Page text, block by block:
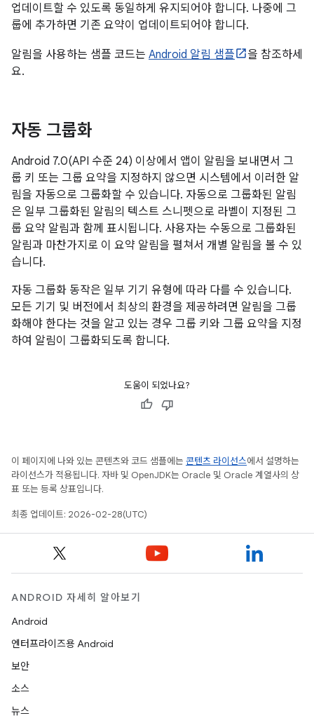
업데이트할 수 있도록 동일하게 유지되어야 합니다. 나중에 그
룹에 추가하면 기존 요약이 업데이트되어야 합니다.
알림을 사용하는 샘플 코드는 Android 알림 샘플
을 참조하세
요.
자동 그룹화
Android 7.0(API 수준 24) 이상에서 앱이 알림을 보내면서 그
룹 키 또는 그룹 요약을 지정하지 않으면 시스템에서 이러한 알
림을 자동으로 그룹화할 수 있습니다. 자동으로 그룹화된 알림
은 일부 그룹화된 알림의 텍스트 스니펫으로 라벨이 지정된 그
룹 요약 알림과 함께 표시됩니다. 사용자는 수동으로 그룹화된
알림과 마찬가지로 이 요약 알림을 펼쳐서 개별 알림을 볼 수 있
습니다.
자동 그룹화 동작은 일부 기기 유형에 따라 다를 수 있습니다.
모든 기기 및 버전에서 최상의 환경을 제공하려면 알림을 그룹
화해야 한다는 것을 알고 있는 경우 그룹 키와 그룹 요약을 지정
하여 알림이 그룹화되도록 합니다.
도움이 되었나요?
이 페이지에 나와 있는 콘텐츠와 코드 샘플에는 콘텐츠 라이선스에서 설명하는
라이선스가 적용됩니다. 자바 및 OpenJDK는 Oracle 및 Oracle 계열사의 상
표 또는 등록 상표입니다.
최종 업데이트: 2026-02-28(UTC)
ANDROID 자세히 알아보기
Android
엔터프라이즈용 Android
보안
소스
뉴스